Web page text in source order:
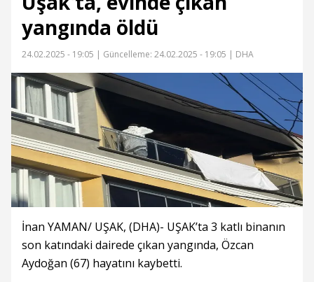
yangında öldü
24.02.2025 - 19:05 | Güncelleme: 24.02.2025 - 19:05 | DHA
İnan YAMAN/ UŞAK, (DHA)- UŞAK’ta 3 katlı binanın
son katındaki dairede çıkan yangında, Özcan
Aydoğan (67) hayatını kaybetti.